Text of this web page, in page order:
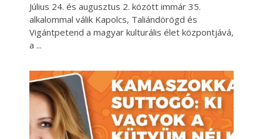
Július 24. és augusztus 2. között immár 35.
alkalommal válik Kapolcs, Taliándörögd és
Vigántpetend a magyar kulturális élet központjává,
a